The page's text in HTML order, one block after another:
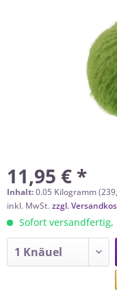
11,95 € *
Inhalt:0.05 Kilogramm
inkl. MwSt.zzgl.
Sofort versandfertig,